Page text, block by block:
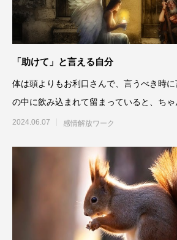
「助けて」と言える自分
体は頭よりもお利口さんで、言うべき時
の中に飲み込まれて留まっていると、ちゃ
インを送ってくれるんです
2024.06.07 感情解放ワーク